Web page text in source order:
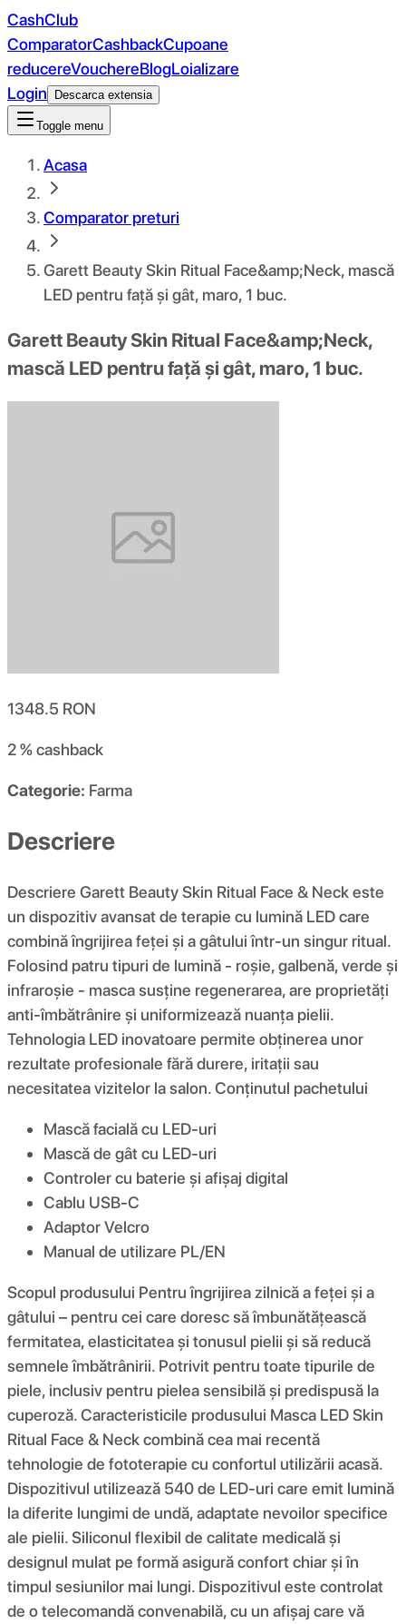
CashClub
ComparatorCashbackCupoane
reducereVouchereBlogLoializare
Login
Descarca extensia
Toggle menu
Acasa
Comparator preturi
Garett Beauty Skin Ritual Face&amp;Neck, mască
LED pentru față și gât, maro, 1 buc.
Garett Beauty Skin Ritual Face&amp;Neck,
mască LED pentru față și gât, maro, 1 buc.
1348.5 RON
2 %cashback
Categorie: Farma
Descriere
Descriere Garett Beauty Skin Ritual Face & Neck este
un dispozitiv avansat de terapie cu lumină LED care
combină îngrijirea feței și a gâtului într-un singur ritual.
Folosind patru tipuri de lumină - roșie, galbenă, verde și
infraroșie - masca susține regenerarea, are proprietăți
anti-îmbătrânire și uniformizează nuanța pielii.
Tehnologia LED inovatoare permite obținerea unor
rezultate profesionale fără durere, iritații sau
necesitatea vizitelor la salon. Conținutul pachetului
Mască facială cu LED-uri
Mască de gât cu LED-uri
Controler cu baterie și afișaj digital
Cablu USB-C
Adaptor Velcro
Manual de utilizare PL/EN
Scopul produsului Pentru îngrijirea zilnică a feței și a
gâtului – pentru cei care doresc să îmbunătățească
fermitatea, elasticitatea și tonusul pielii și să reducă
semnele îmbătrânirii. Potrivit pentru toate tipurile de
piele, inclusiv pentru pielea sensibilă și predispusă la
cuperoză. Caracteristicile produsului Masca LED Skin
Ritual Face & Neck combină cea mai recentă
tehnologie de fototerapie cu confortul utilizării acasă.
Dispozitivul utilizează 540 de LED-uri care emit lumină
la diferite lungimi de undă, adaptate nevoilor specifice
ale pielii. Siliconul flexibil de calitate medicală și
designul mulat pe formă asigură confort chiar și în
timpul sesiunilor mai lungi. Dispozitivul este controlat
de o telecomandă convenabilă, cu un afișaj care vă